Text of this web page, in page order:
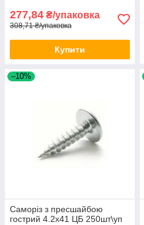
277,84 ₴/упаковка
308,71 ₴/упаковка
Купити
–10%
Саморіз з пресшайбою
гострий 4.2х41 ЦБ 250шт\уп